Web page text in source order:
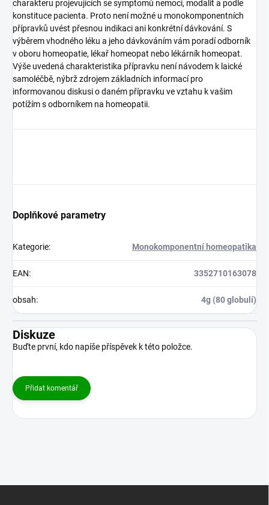
charakteru projevujících se symptomů nemoci, modalit a podle
konstituce pacienta. Proto není možné u monokomponentních
přípravků uvést přesnou indikaci ani konkrétnídávkování. S
výběrem vhodného léku a jeho dávkováním vám poradí odborník
v oboru homeopatie, lékař homeopat nebo lékárník homeopat.
Výše uvedená charakteristika přípravku není návodem k laické
samoléčbě, nýbrž zdrojem základních informací pro
informovanou diskusi o daném přípravku ve vztahu k vašim
potížím s odborníkem na homeopatii.
Doplňkové parametry
Kategorie: Monokomponentní homeopatika
EAN: 3352710163078
obsah: 4g (80 globulí)
Diskuze
Buďte první, kdo napíše příspěvek k této položce.
Přidat komentář